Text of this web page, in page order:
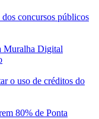
concursos públicos
Muralha Digital
o uso de créditos do
80% de Ponta